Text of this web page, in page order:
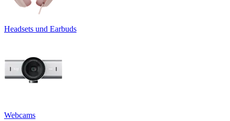
Headsets und Earbuds
Webcams